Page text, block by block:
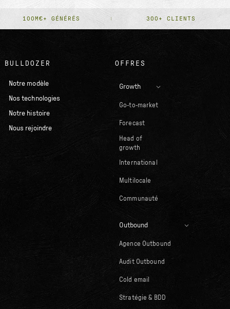
100M€+ GÉNÉRÉS 300+ CLIENTS
BULLDOZER
Notre modèle
Nos technologies
Notre histoire
Nous rejoindre
OFFRES
Growth
Go-to-market
Forecast
Head of
growth
International
Multilocale
Communauté
Outbound
Agence Outbound
Audit Outbound
Cold email
Stratégie & BDD